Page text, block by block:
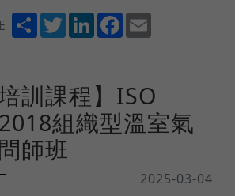
ShareTwitterLinkedInFacebook
訓課程】ISO
組織型溫室氣
師班
2025-03-04